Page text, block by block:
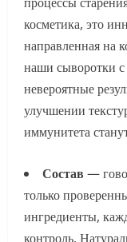
косметика, это
направленная на
наши сыворотки
невероятные
улучшении
иммунитета
Состав —
только
ингредиенты,
контроль.